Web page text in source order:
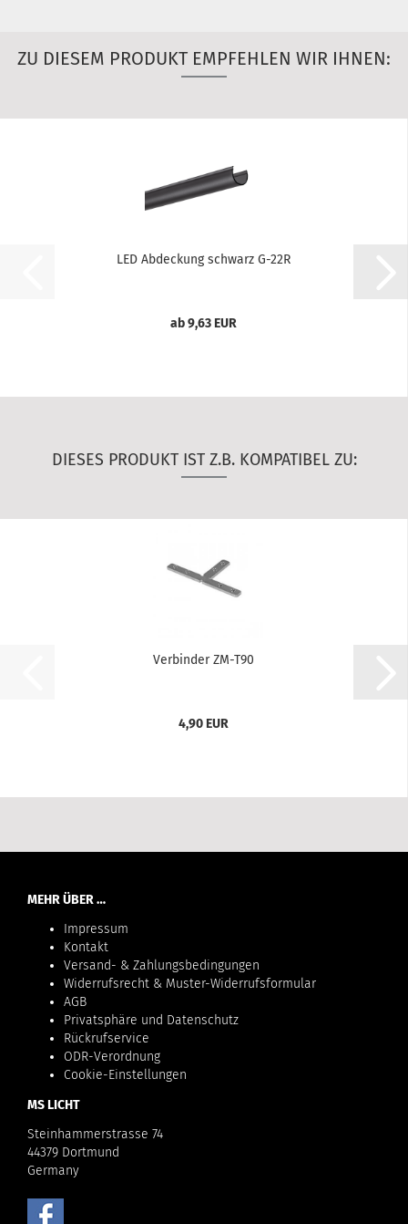
ZU DIESEM PRODUKT EMPFEHLEN WIR IHNEN:
LED Abdeckung schwarz G-22R
ab 9,63 EUR
DIESES PRODUKT IST Z.B. KOMPATIBEL ZU:
Verbinder ZM-T90
4,90 EUR
MEHR ÜBER …
Impressum
Kontakt
Versand- & Zahlungsbedingungen
Widerrufsrecht & Muster-Widerrufsformular
AGB
Privatsphäre und Datenschutz
Rückrufservice
ODR-Verordnung
Cookie-Einstellungen
MS LICHT
Steinhammerstrasse 74
44379 Dortmund
Germany